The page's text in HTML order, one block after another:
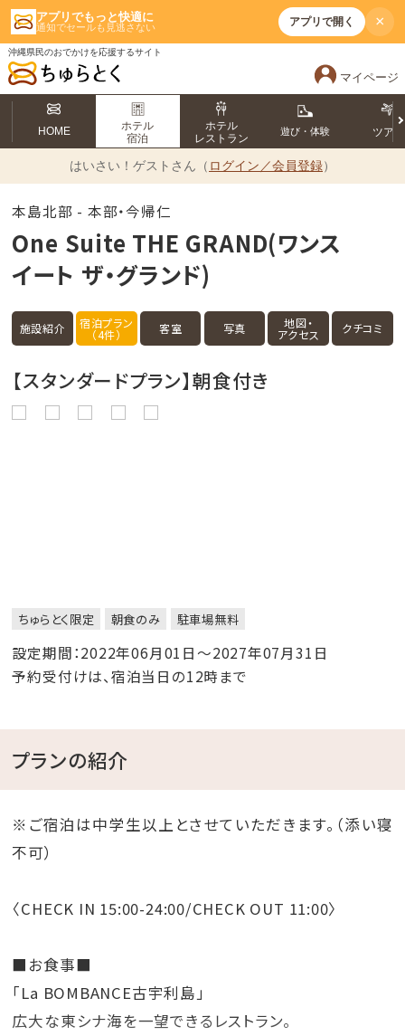
アプリでもっと快適に
通知でセールも見逃さない アプリで開く ×
沖縄県民のおでかけを応援するサイト
マイページ
HOME
ホテル
宿泊
ホテル
レストラン
遊び・体験 ツアー
はいさい！ ゲストさん（ ログイン／会員登録）
本島北部 - 本部・今帰仁
One Suite THE GRAND(ワンス
イート ザ・グランド)
施設紹介 宿泊プラン
（4件） 客室 写真 地図・
アクセス クチコミ
【スタンダードプラン】朝食付き
ちゅらとく限定 朝食のみ 駐車場無料
設定期間：2022年06月01日～2027年07月31日
予約受付けは、宿泊当日の12時まで
プランの紹介
※ご宿泊は中学生以上とさせていただきます。（添い寝
不可）
〈CHECK IN 15:00-24:00/CHECK OUT 11:00〉
■お食事■
「La BOMBANCE古宇利島」
広大な東シナ海を一望できるレストラン。